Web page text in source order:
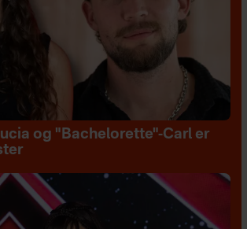
og "Bachelorette"-Carl er